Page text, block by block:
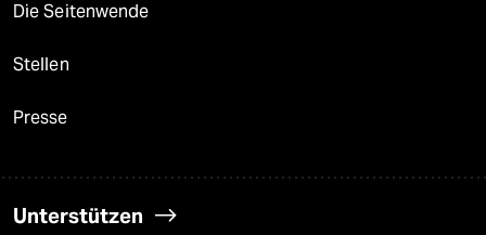
Die Seitenwende
Stellen
Presse
Unterstützen